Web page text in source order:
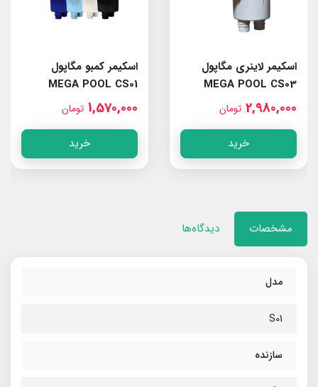
اسکیمر لاینری مگاپول
MEGA POOL CS03
2,980,000 تومان
خرید
اسکیمر کمبو مگاپول
MEGA POOL CS01
1,570,000 تومان
خرید
مشخصات دیدگاه‌ها
مدل
S01
سازنده